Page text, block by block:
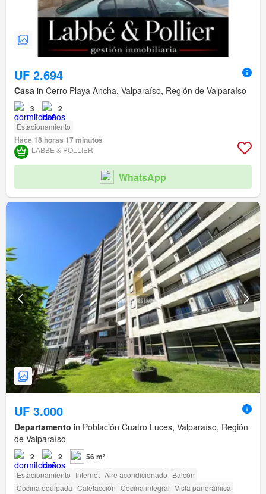
UF 2.694
Casa in Cerro Playa Ancha, Valparaíso, Región de Valparaíso
3 2
Estacionamiento
Hace 18 horas 17 minutos
LABBE & POLLIER
WhatsApp
UF 3.000
Departamento in Población Cuatro Luces, Valparaíso, Región
de Valparaíso
2 2 56 m²
Estacionamiento Internet Aire acondicionado Balcón
Cocina equipada Calefacción Cocina integral Vista panorámica